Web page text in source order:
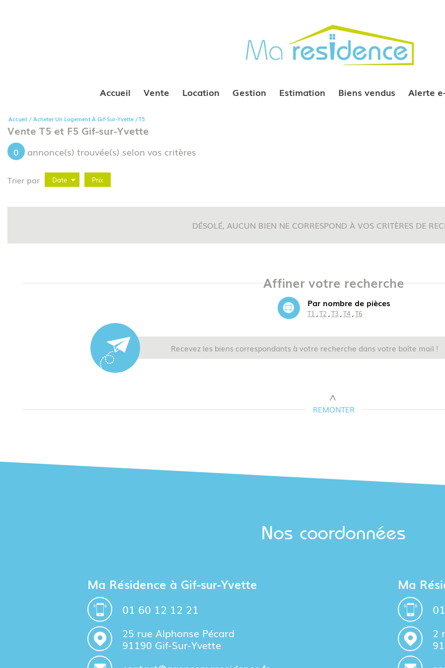
Accueil Vente Location Gestion Estimation Biens vendus Alerte
Accueil Acheter Un Logement À Gif-Sur-Yvette T5
Vente T5 et F5 Gif-sur-Yvette
0 annonce(s) trouvée(s) selon vos critères
5KM 10KM 25KM
Trier par Date Prix
DÉSOLÉ, AUCUN BIEN NE CORRESPOND À VOS CRITÈRES DE
Affiner votre recherche
Par nombre de pièces
T1 T2 T3 T4 T6
Recevez les biens correspondants à votre recherche dans votre boîte mail !
REMONTER
Nos coordonnées
Ma Résidence à Gif-sur-Yvette
01 60 12 12 21
25 rue Alphonse Pécard
91190 Gif-Sur-Yvette
Ma
2